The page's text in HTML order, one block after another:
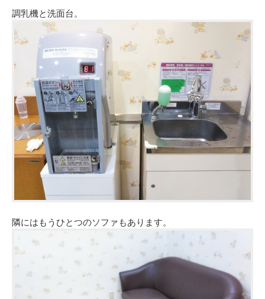
調乳機と洗面台。
隣にはもうひとつのソファもあります。